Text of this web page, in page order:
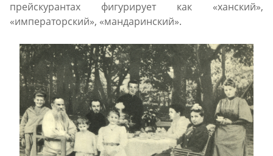
прейскурантах фигурирует как «ханский»,
«императорский», «мандаринский».